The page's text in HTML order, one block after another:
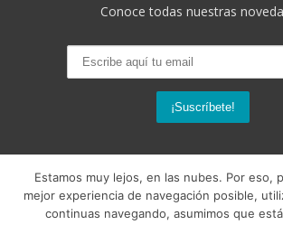
Conoce todas nuestras
Estamos muy lejos, en las nubes. Por eso,
mejor experiencia de navegación posible,
continuas navegando, asumimos que